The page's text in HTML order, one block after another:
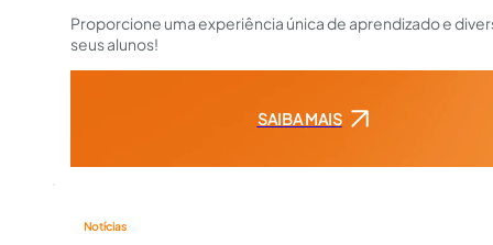
Proporcione uma experiência única de aprendizado e
seus alunos!
SAIBA MAIS
Notícias